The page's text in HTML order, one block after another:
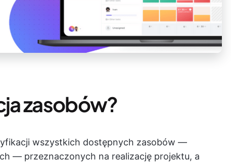
zasobów?
wszystkich dostępnych zasobów —
— przeznaczonych na realizację projektu, a